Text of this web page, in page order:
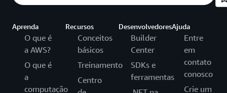
Aprenda
O que é
a AWS?
O que é
a
computação
Recursos
Conceitos
básicos
Treinamento
Centro
Desenvolvedores
Builder
Center
SDKs e
ferramentas
Ajuda
Entre
em
contato
conosco
Crie um